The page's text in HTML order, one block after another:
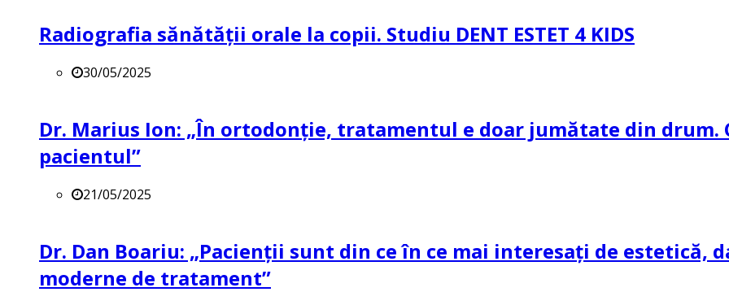
Radiografia sănătății orale la copii. Studiu DENT ESTET 4 KIDS
30/05/2025
Dr. Marius Ion: „În ortodonție, tratamentul e doar jumătate din drum.
pacientul”
21/05/2025
Dr. Dan Boariu: „Pacienții sunt din ce în ce mai interesați de estetică,
moderne de tratament”